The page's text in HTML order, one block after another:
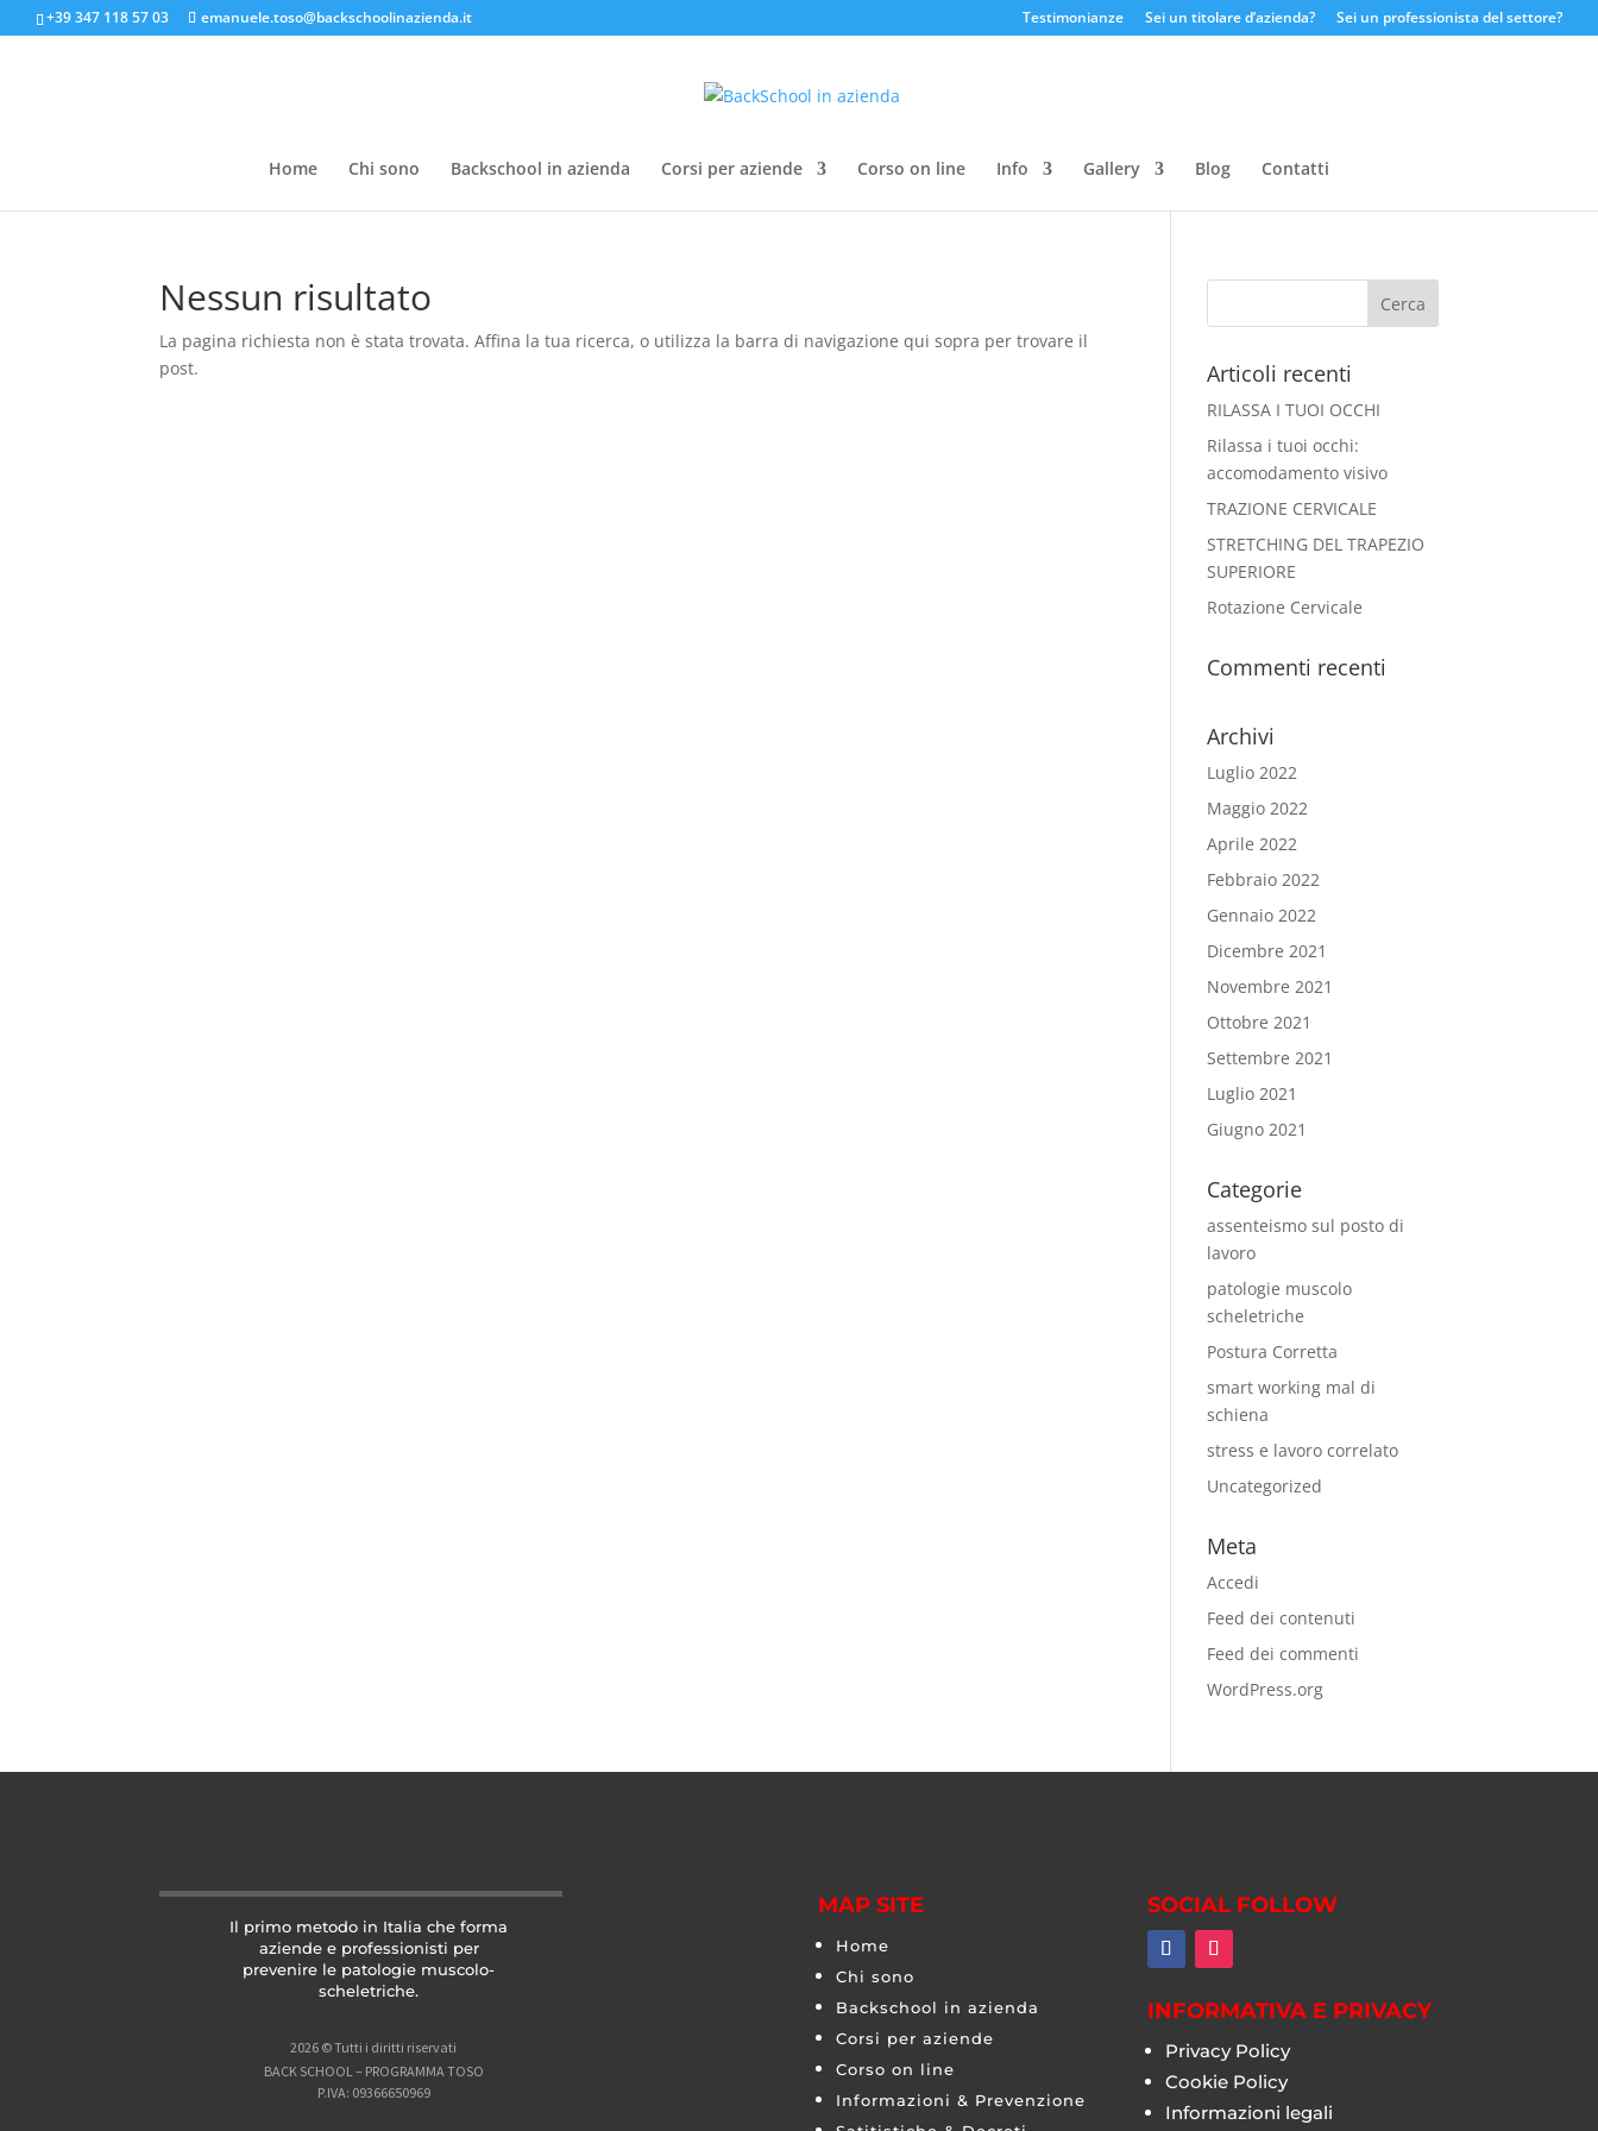
+39 347 118 57 03 emanuele.toso@backschoolinazienda.it Testimonianze Sei un titolare d’azienda? Sei un professionista del settore?
Home Chi sono Backschool in azienda Corsi per aziende Corso on line Info Gallery Blog Contatti
Nessun risultato
La pagina richiesta non è stata trovata. Affina la tua ricerca, o utilizza la barra di navigazione qui sopra per trovare il
post.
Articoli recenti
RILASSA I TUOI OCCHI
Rilassa i tuoi occhi:
accomodamento visivo
TRAZIONE CERVICALE
STRETCHING DEL TRAPEZIO
SUPERIORE
Rotazione Cervicale
Commenti recenti
Archivi
Luglio 2022
Maggio 2022
Aprile 2022
Febbraio 2022
Gennaio 2022
Dicembre 2021
Novembre 2021
Ottobre 2021
Settembre 2021
Luglio 2021
Giugno 2021
Categorie
assenteismo sul posto di
lavoro
patologie muscolo
scheletriche
Postura Corretta
smart working mal di
schiena
stress e lavoro correlato
Uncategorized
Meta
Accedi
Feed dei contenuti
Feed dei commenti
WordPress.org
Il primo metodo in Italia che forma
aziende e professionisti per
prevenire le patologie muscolo-
scheletriche.
2026 © Tutti i diritti riservati
BACK SCHOOL – PROGRAMMA TOSO
P.IVA: 09366650969
MAP SITE
Home
Chi sono
Backschool in azienda
Corsi per aziende
Corso on line
Informazioni & Prevenzione
SOCIAL FOLLOW
INFORMATIVA E PRIVACY
Privacy Policy
Cookie Policy
Informazioni legali